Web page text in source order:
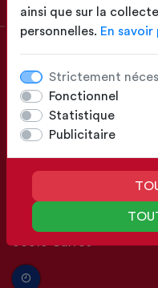
ainsi que sur la
personnelles. En savoir
Strictement
Fonctionnel
Statistique
Publicitaire
Etude, confection et
Protection solaire,
1ère Avenue, 17ème Rue